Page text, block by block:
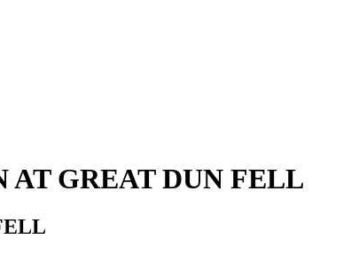
GREAT DUN FELL